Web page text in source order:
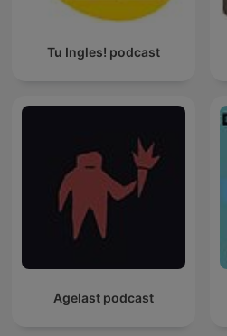
Tu Ingles! podcast
Agelast podcast